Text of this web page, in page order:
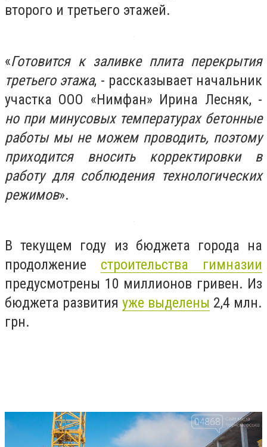
второго и третьего этажей.
«Готовится к заливке плита перекрытия
третьего этажа, - рассказывает начальник
участка ООО «Нимфан» Ирина Лесняк, -
но при минусовых температурах бетонные
работы мы не можем проводить, поэтому
приходится вносить корректировки в
работу для соблюдения технологических
режимов».
В текущем году из бюджета города на
продолжение строительства гимназии
предусмотрены 10 миллионов гривен. Из
бюджета развития уже выделены 2,4 млн.
грн.